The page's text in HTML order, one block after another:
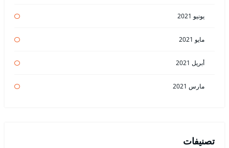
يونيو 2021
مايو 2021
أبريل 2021
مارس 2021
تصنيفات